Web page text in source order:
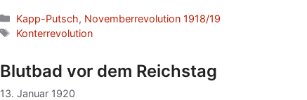
Kategorien
Kapp-Putsch, Novemberrevolution 1918/19
Schlagwörter
Konterrevolution
Blutbad vor dem Reichstag
13. Januar 1920